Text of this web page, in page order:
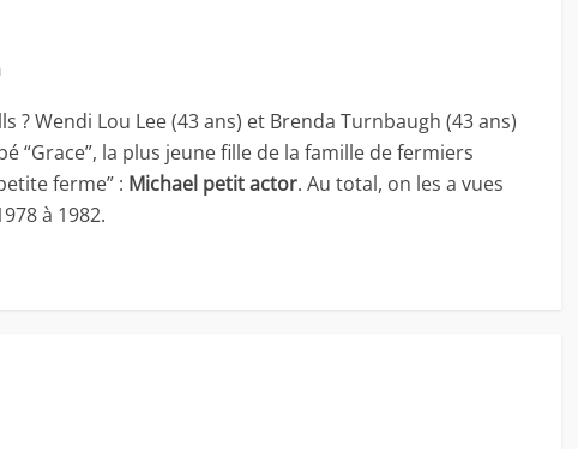
? Wendi Lou Lee (43 ans) et Brenda Turnbaugh (43 ans)
“Grace”, la plus jeune fille de la famille de fermiers
ferme” : Michael petit actor. Au total, on les a vues
à 1982.